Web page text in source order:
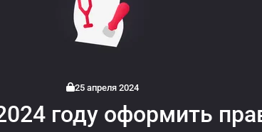
25 апреля 2024
году оформить